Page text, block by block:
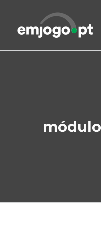
content